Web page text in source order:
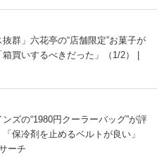
群」六花亭の“店舗限定”お菓子が
買いするべきだった」（1/2） |
ズの“1980円クーラーバッグ”が評
保冷剤を止めるベルトが良い」
ーチ